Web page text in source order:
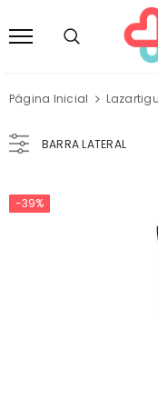
Página Inicial
BARRA LATERAL
-39%